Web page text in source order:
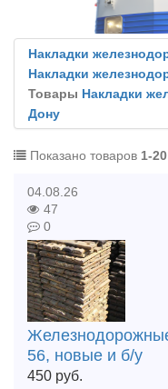
Накладки
Накладки
Товары Накладки
Дону
Показано товаров 1-20
04.08.26
47
0
56, новые и б/у
450 руб.